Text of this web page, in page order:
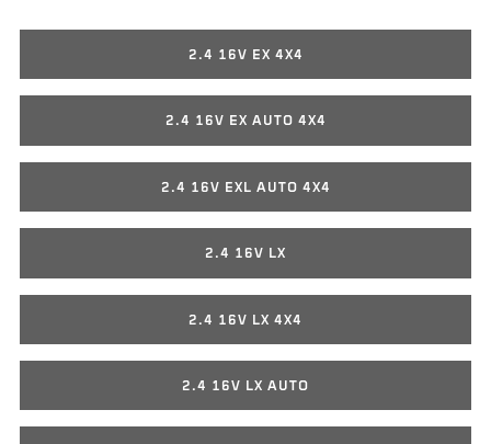
2.4 16V EX 4X4
2.4 16V EX AUTO 4X4
2.4 16V EXL AUTO 4X4
2.4 16V LX
2.4 16V LX 4X4
2.4 16V LX AUTO